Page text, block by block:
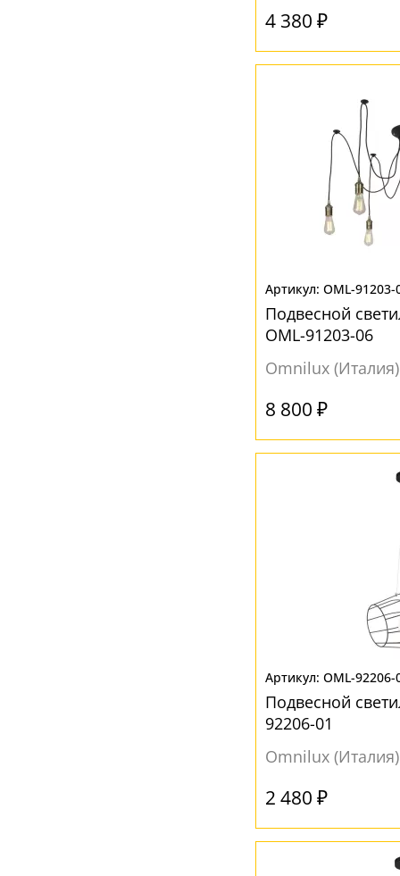
4 380 ₽
OML-91203-
Подвесной
OML-91203-06
Omnilux (Италия)
8 800 ₽
OML-92206-
Подвесной
92206-01
Omnilux (Италия)
2 480 ₽